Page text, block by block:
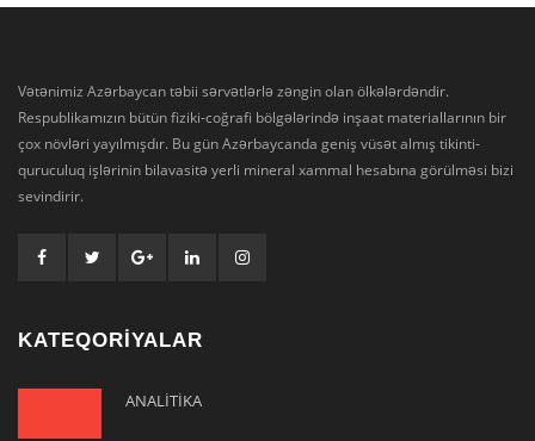
Vətənimiz Azərbaycan təbii sərvətlərlə zəngin olan ölkələrdəndir.
Respublikamızın bütün fiziki-coğrafi bölgələrində inşaat materiallarının bir
çox növləri yayılmışdır. Bu gün Azərbaycanda geniş vüsət almış tikinti-
quruculuq işlərinin bilavasitə yerli mineral xammal hesabına görülməsi bizi
sevindirir.
KATEQORİYALAR
ANALİTİKA